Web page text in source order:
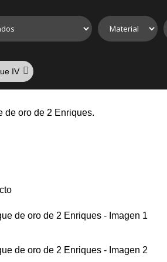
IV
de oro de 2 Enriques.